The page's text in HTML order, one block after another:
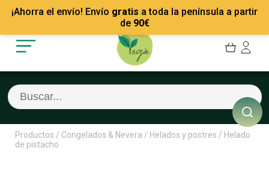
¡Ahorra el envío! Envío gratis a toda la península a partir
de 90€
Mis Pedidos
Mis favoritos
Cerrar sesión
Recetas
Empresas
Contacto
Productos / Congelados & Nevera / Helados y postres / Helado
de pistacho